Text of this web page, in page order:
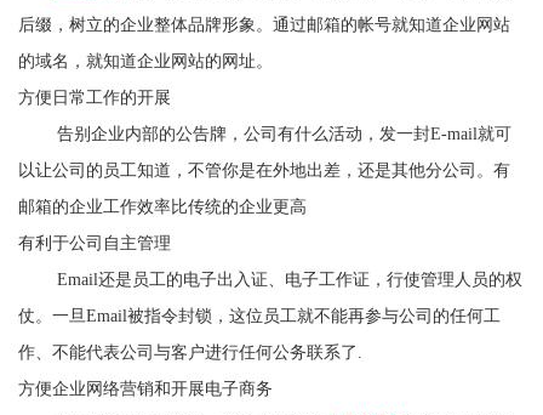
后缀，树立的企业整体品牌形象。通过邮箱的帐号就知道企业网站
的域名，就知道企业网站的网址。
方便日常工作的开展
告别企业内部的公告牌，公司有什么活动，发一封E-mail就可
以让公司的员工知道，不管你是在外地出差，还是其他分公司。有
邮箱的企业工作效率比传统的企业更高
有利于公司自主管理
Email还是员工的电子出入证、电子工作证，行使管理人员的权
仗。一旦Email被指令封锁，这位员工就不能再参与公司的任何工
作、不能代表公司与客户进行任何公务联系了.
方便企业网络营销和开展电子商务